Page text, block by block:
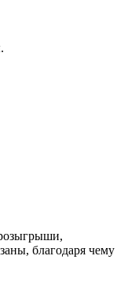
благодаря чему